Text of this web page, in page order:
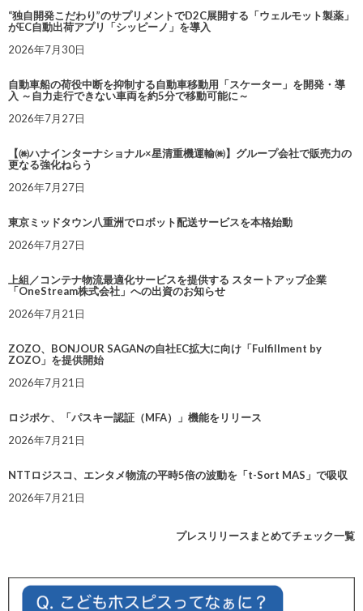
“独自開発こだわり”のサプリメントでD2C展開する「ウェルモット製薬」
がEC自動出荷アプリ「シッピーノ」を導入
2026年7月30日
自動車船の荷役中断を抑制する自動車移動用「スケーター」を開発・導
入 ～自力走行できない車両を約5分で移動可能に～
2026年7月27日
【㈱ハナインターナショナル×星清重機運輸㈱】グループ会社で販売力の
更なる強化ねらう
2026年7月27日
東京ミッドタウン八重洲でロボット配送サービスを本格始動
2026年7月27日
上組／コンテナ物流最適化サービスを提供する スタートアップ企業
「OneStream株式会社」への出資のお知らせ
2026年7月21日
ZOZO、BONJOUR SAGANの自社EC拡大に向け「Fulfillment by
ZOZO」を提供開始
2026年7月21日
ロジポケ、「パスキー認証（MFA）」機能をリリース
2026年7月21日
NTTロジスコ、エンタメ物流の平時5倍の波動を「t-Sort MAS」で吸収
2026年7月21日
プレスリリースまとめてチェック一覧